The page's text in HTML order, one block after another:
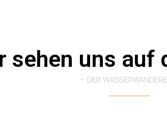
sehen uns auf
– DER